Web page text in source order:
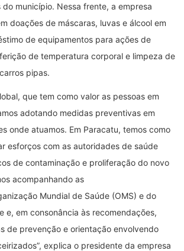
município. Nessa frente, a empresa
doações de máscaras, luvas e álcool em
de equipamentos para ações de
de temperatura corporal e limpeza de
pipas.
que tem como valor as pessoas em
adotando medidas preventivas em
onde atuamos. Em Paracatu, temos como
esforços com as autoridades de saúde
de contaminação e proliferação do novo
acompanhando as
Mundial de Saúde (OMS) e do
e, em consonância às recomendações,
de prevenção e orientação envolvendo
explica o presidente da empresa